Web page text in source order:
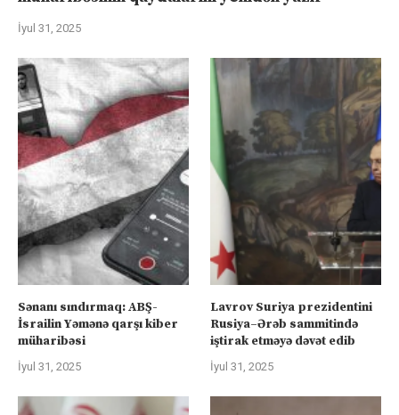
İyul 31, 2025
Sənanı sındırmaq: ABŞ-
İsrailin Yəmənə qarşı kiber
müharibəsi
İyul 31, 2025
Lavrov Suriya prezidentini
Rusiya–Ərəb sammitində
iştirak etməyə dəvət edib
İyul 31, 2025